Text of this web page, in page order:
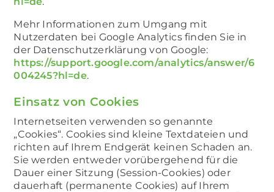
Mehr Informationen zum Umgang mit
Nutzerdaten bei Google Analytics finden Sie in
der Datenschutzerklärung von Google:
https://support.google.com/analytics/answer/6
004245?hl=de.
Einsatz von Cookies
Internetseiten verwenden so genannte
„Cookies“. Cookies sind kleine Textdateien und
richten auf Ihrem Endgerät keinen Schaden an.
Sie werden entweder vorübergehend für die
Dauer einer Sitzung (Session-Cookies) oder
dauerhaft (permanente Cookies) auf Ihrem